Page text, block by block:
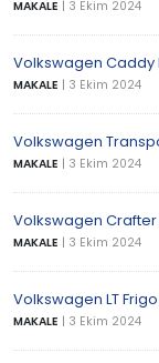
MAKALE | 3 Ekim 2024
Volkswagen Caddy
MAKALE | 3 Ekim 2024
Volkswagen
MAKALE | 3 Ekim 2024
Volkswagen Crafter
MAKALE | 3 Ekim 2024
Volkswagen LT
MAKALE | 3 Ekim 2024